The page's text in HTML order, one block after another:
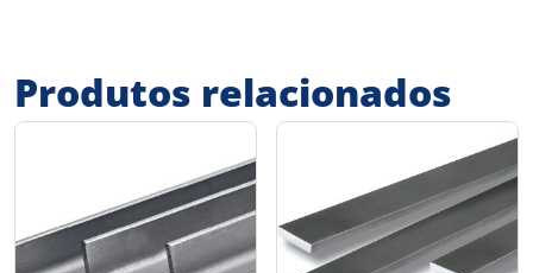
Produtos relacionados